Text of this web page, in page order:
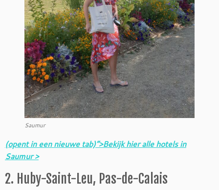
Saumur
(opent in een nieuwe tab)”>Bekijk hier alle hotels in
Saumur >
2. Huby-Saint-Leu, Pas-de-Calais